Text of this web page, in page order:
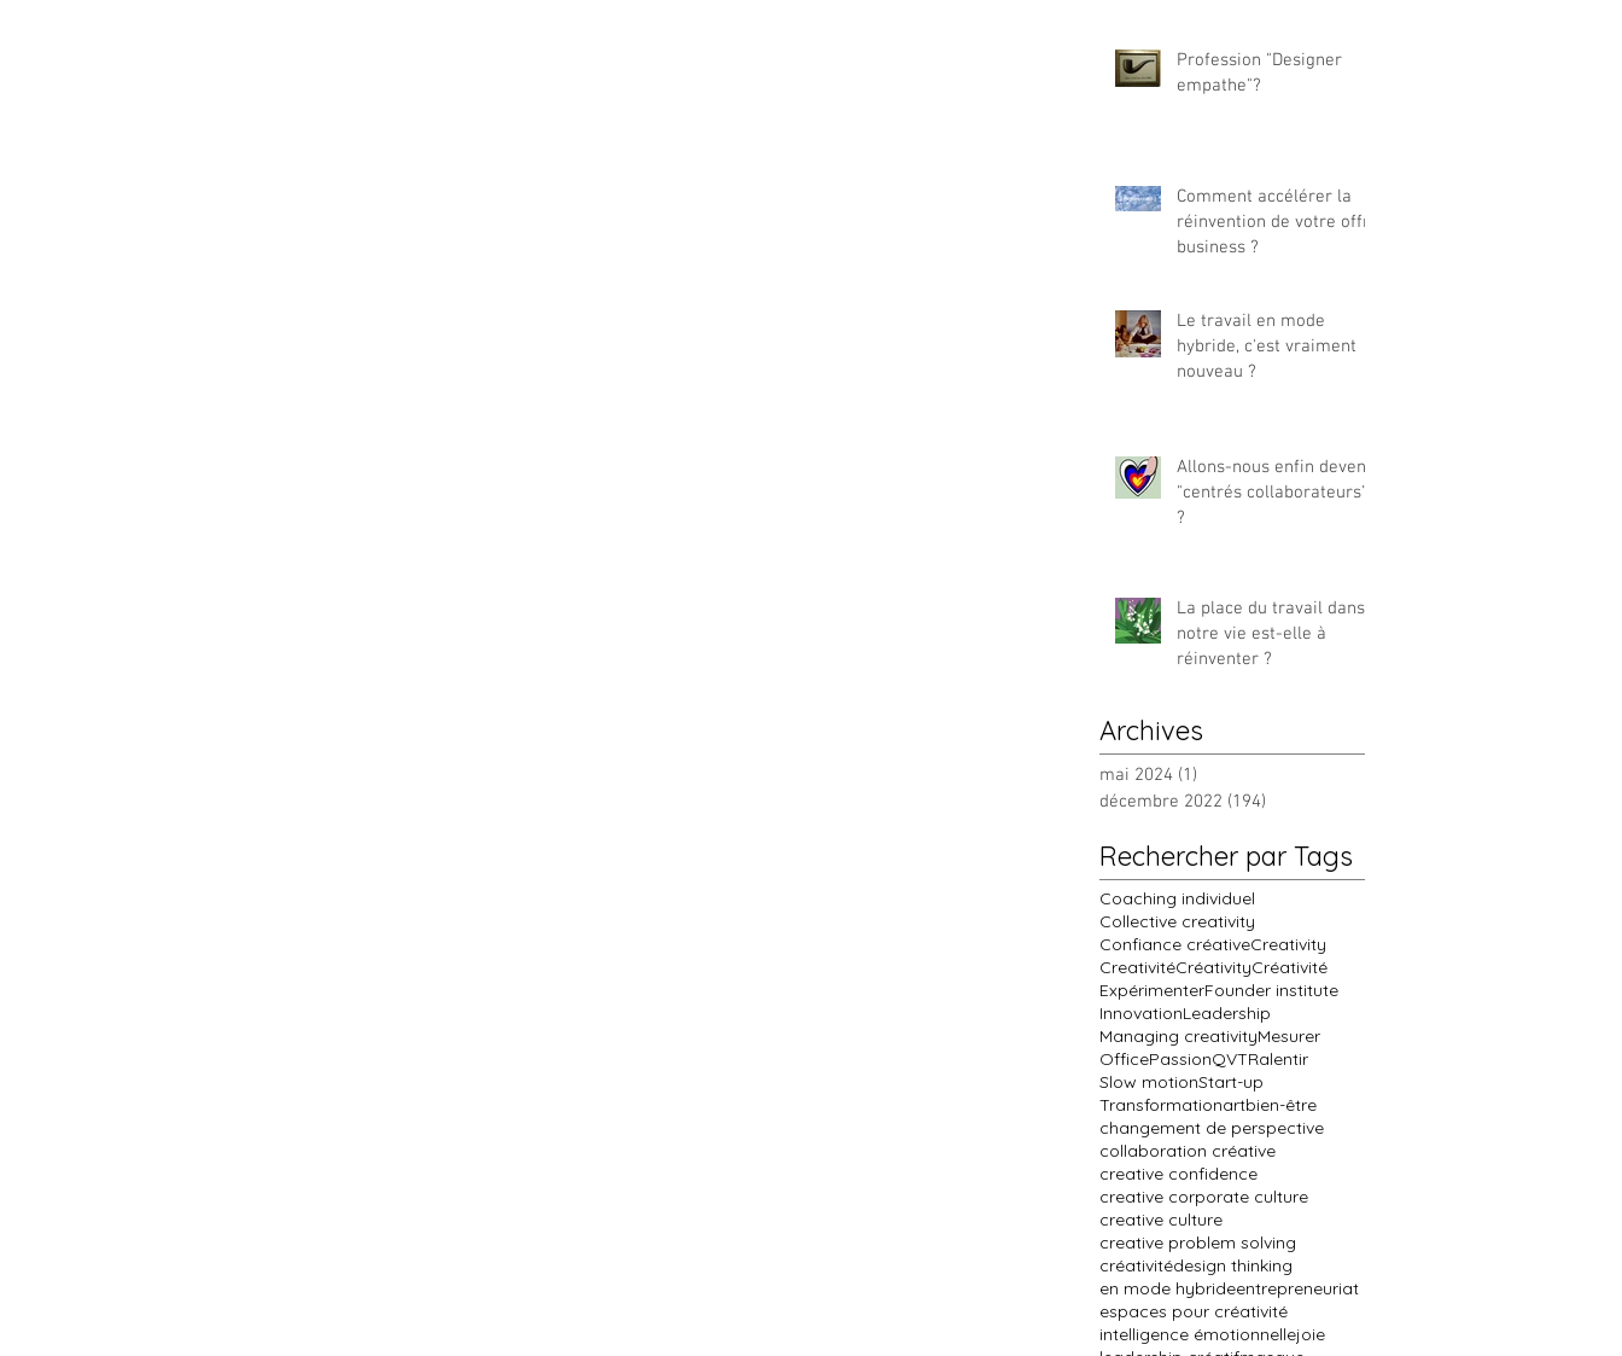
Profession "Designer
empathe"?
Comment accélérer la
réinvention de votre offre
business ?
Le travail en mode
hybride, c'est vraiment
nouveau ?
Allons-nous enfin devenir
"centrés collaborateurs"
?
La place du travail dans
notre vie est-elle à
réinventer ?
Archives
mai 2024 (1)
décembre 2022 (194)
Rechercher par Tags
Coaching individuel
Collective creativity
Confiance créativeCreativity
CreativitéCréativityCréativité
ExpérimenterFounder institute
InnovationLeadership
Managing creativityMesurer
OfficePassionQVTRalentir
Slow motionStart-up
Transformationartbien-être
changement de perspective
collaboration créative
creative confidence
creative corporate culture
creative culture
creative problem solving
créativitédesign thinking
en mode hybrideentrepreneuriat
espaces pour créativité
intelligence émotionnellejoie